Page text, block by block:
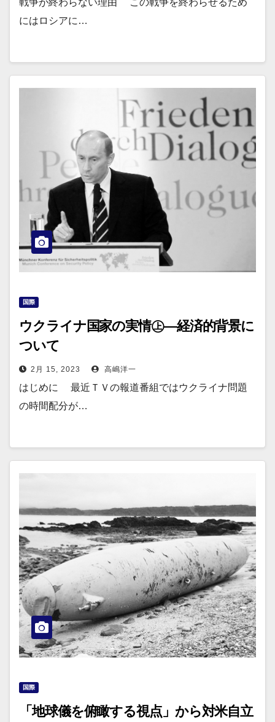
戦争が終わらない理由 この戦争を終わらせるため
にはロシアに…
国際
ウクライナ国家の実情㊤―経済的背景に
ついて
2月 15, 2023 高嶋洋一
はじめに 最近ＴＶの報道番組ではウクライナ問題
の時間配分が…
国際
「地球儀を俯瞰する視点」から対米自立